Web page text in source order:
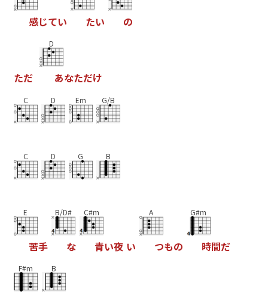
感じてい たい の
ただ
D
あなただけ
C D Em G/B
C D G B
E
苦手
B/D#
な
C#m
青い夜 い
A
つもの
G#m
時間だ
F#m B